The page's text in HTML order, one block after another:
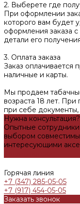
2. Выберете где
При оформлении
которого вам будет
оформления заказа
детали его
3. Оплата заказа
Заказ
наличные и карты.
Мы продаем
возраста 18 лет.
при себе
Нужна консультация?
Опытные сотрудники
выбором
интересующими
Горячая линия
+7 (347) 285-05-05
+7 (917) 454-05-05
Заказать звонок